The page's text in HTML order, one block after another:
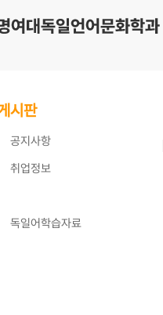
시판
공지사항
취업정보
독일어학습자료